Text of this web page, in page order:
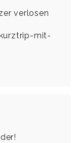
verlosen
mit-